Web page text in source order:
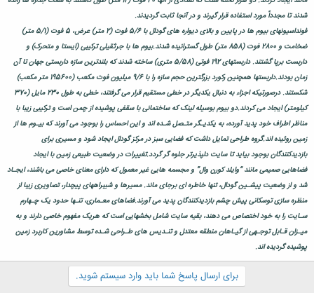
شدند تا مجدداً مورد استفاده قرار گیرند و در آنجا ثابت گردیدند.
فونداسیونهای بیوم ها در پایین و بالای دیواره های گودال با 5/6 فوت (2 متر) عرض، 5 فوت (5/1 متر)
ضخامت و 2800 فوت (858 متر) طول گسترانیده شدند.
بیوم ها با جرثقیلی ترکیبی (ایستا و متحرک) و
داربست برپا گشتند. داربستهای 192 فوتی (5/58 متری) ساخته شدند که بلندترین سازه داربستی جهان تا آن
زمان بودند.
داربستها همچنین رکورد بزرگترین حجم سازه را با 9/6 میلیون فوت مکعب (195600 متر مکعب)
شکستند. درصورتیکه اجزاء به دنبال یکدیگر در خطی مستقیم قرار می گرفتند، خطی به طول 230 مایل (370
کیلومتر) ایجاد می کردند.دو بیوم بوسیله لینک که ساختمانی با سقفی پوشیده از چمن است و ترکیبی زیبا با
مناظر اطراف خود پدید آورده، به یکدیـگر متـصل شـده اند و این احساس را بوجود می آورند که بیـوم ها از
زمین روئیده اند.گروه طراحی تمایل داشت که فضایی سبز در مرکز گودال ایجاد شود و مسیری برای
بازدیدکنندگان بوجود بیاید تا سایت دلپذیرتر جلوه گر گردد.تغییرات در وضعیت طبیعی زمین با ایجاد
فضاهایی صمیمی مانند “وایلد کورن وال” و مجسمه هایی غیر معمول که دارای معنای خاصی می باشند، ایجـاد
شد و از وضعیت پیشـین گودال، تنها خاطره ای برجای ماند. مسیرها و شیبراههای پیچدار، تصاویری زیبا از
منظره سازی توسکانی پیش چشم بازدیدکنندگان پدید می آورند.فضاهای معـماری، تنـها حدود یک چـهارم
سـایت را به خود اختصاص می دهند، بقیه سایت شامل بخشهایی است که هریک مفهوم خاصی دارند و به
میـزان قـابل توجـهی از گیـاهان منطقه معتدل و تنـدیس های طـراحی شـده توسط مشاورین کاربرد زمین
پوشیده گردیده اند.
برای ارسال پاسخ شما باید وارد سیستم شوید.